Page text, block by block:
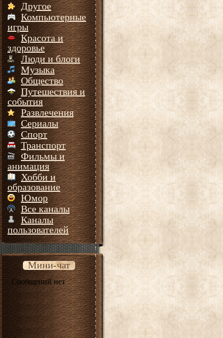
Другое
Компьютерные
игры
Красота и
здоровье
Люди и блоги
Музыка
Общество
Путешествия и
события
Развлечения
Сериалы
Спорт
Транспорт
Фильмы и
анимация
Хобби и
образование
Юмор
Все каналы
Каналы
пользователей
Мини-чат